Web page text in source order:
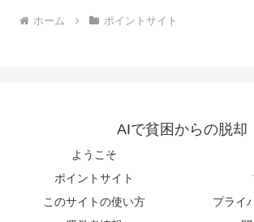
ホーム ポイントサイト
AIで貧困からの脱却
ようこそ
ポイントサイト
このサイトの使い方
プライ